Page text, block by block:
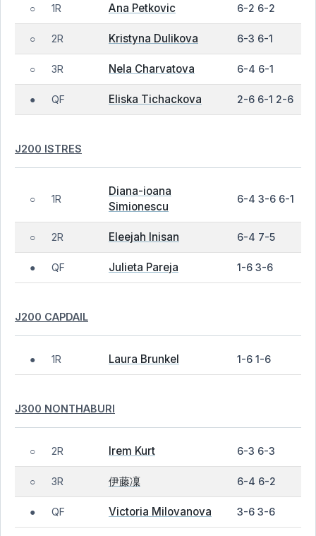
○ 1R Ana Petkovic 6-2 6-2
○ 2R Kristyna Dulikova 6-3 6-1
○ 3R Nela Charvatova 6-4 6-1
● QF Eliska Tichackova 2-6 6-1 2-6
J200 ISTRES
○ 1R
Diana-ioana
Simionescu
6-4 3-6 6-1
○ 2R Eleejah Inisan 6-4 7-5
● QF Julieta Pareja 1-6 3-6
J200 CAPDAIL
● 1R Laura Brunkel 1-6 1-6
J300 NONTHABURI
○ 2R Irem Kurt 6-3 6-3
○ 3R 伊藤凜 6-4 6-2
● QF Victoria Milovanova 3-6 3-6